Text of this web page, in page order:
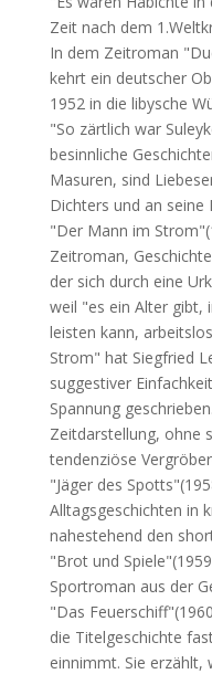
Zeit nach dem
In dem Zeitroman
kehrt ein deutscher
1952 in die libysche
"So zärtlich war
besinnliche
Masuren, sind
Dichters und an seine
"Der Mann im
Zeitroman,
der sich durch eine
weil "es ein Alter gibt,
leisten kann,
Strom" hat Siegfried
suggestiver
Spannung
Zeitdarstellung, ohne
tendenziöse
"Jäger des
Alltagsgeschichten in
nahestehend den
"Brot und
Sportroman aus der
"Das
die Titelgeschichte
einnimmt. Sie erzählt,